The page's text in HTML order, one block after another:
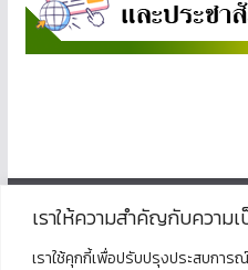
เราให้ความสำคัญกับควา
เราใช้คุกกี้เพื่อปรับปรุงประสบกา